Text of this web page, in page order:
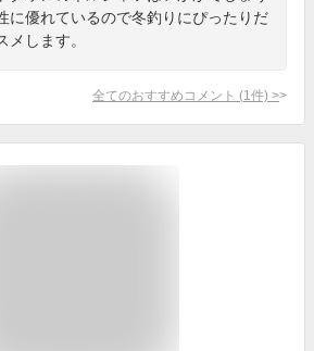
に優れているので冬釣りにぴったりだ
メします。
全てのおすすめコメント (1 件) >